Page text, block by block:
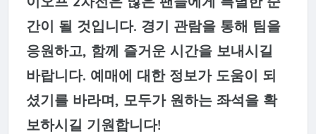
간이 될 것입니다. 경기 관람을 통해 팀을
응원하고, 함께 즐거운 시간을 보내시길
바랍니다. 예매에 대한 정보가 도움이 되
셨기를 바라며, 모두가 원하는 좌석을 확
보하시길 기원합니다!